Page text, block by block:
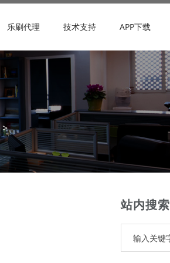
乐刷代理 技术支持 APP下载
>
站内搜索